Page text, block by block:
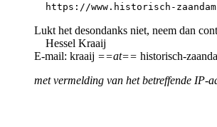
https://www.historisch-
Lukt het desondanks niet, neem dan
Hessel Kraaij
E-mail: kraaij ==at== historisch-
met vermelding van het betreffende IP-